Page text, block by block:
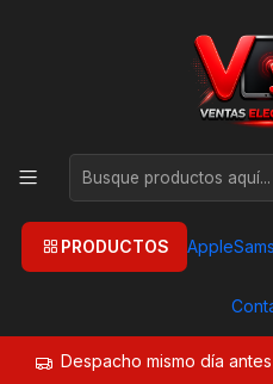
PRODUCTOS Apple
Despacho mismo día antes